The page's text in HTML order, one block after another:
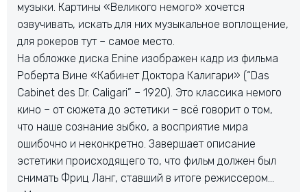
музыки. Картины «Великого немого» хочется
озвучивать, искать для них музыкальное воплощение,
для рокеров тут – самое место.
На обложке диска Enine изображен кадр из фильма
Роберта Вине «Кабинет Доктора Калигари» (“Das
Cabinet des Dr. Caligari” – 1920). Это классика немого
кино – от сюжета до эстетики – всё говорит о том,
что наше сознание зыбко, а восприятие мира
ошибочно и неконкретно. Завершает описание
эстетики происходящего то, что фильм должен был
снимать Фриц Ланг, ставший в итоге режиссером…